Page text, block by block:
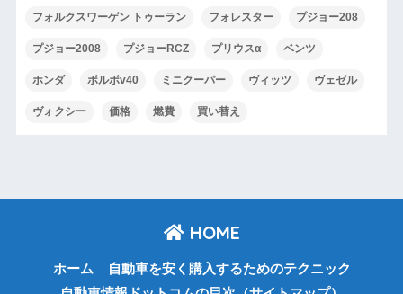
フォルクスワーゲン トゥーラン フォレスター プジョー208
プジョー2008 プジョーRCZ プリウスα ベンツ
ホンダ ボルボv40 ミニクーパー ヴィッツ ヴェゼル
ヴォクシー 価格 燃費 買い替え
HOME
ホーム
自動車を安く購入するためのテクニック